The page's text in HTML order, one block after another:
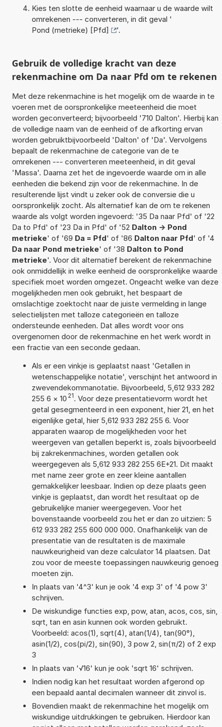
Kies ten slotte de eenheid waarnaar u de waarde wilt
omrekenen --- converteren, in dit geval '
Pond (metrieke) [Pfd]
'.
Gebruik de volledige kracht van deze
rekenmachine om Da naar Pfd om te rekenen
Met deze rekenmachine is het mogelijk om de waarde in te
voeren met de oorspronkelijke meeteenheid die moet
worden geconverteerd; bijvoorbeeld '710 Dalton'. Hierbij kan
de volledige naam van de eenheid of de afkorting ervan
worden gebruiktbijvoorbeeld 'Dalton' of 'Da'. Vervolgens
bepaalt de rekenmachine de categorie van de te
omrekenen --- converteren meeteenheid, in dit geval
'Massa'. Daarna zet het de ingevoerde waarde om in alle
eenheden die bekend zijn voor de rekenmachine. In de
resulterende lijst vindt u zeker ook de conversie die u
oorspronkelijk zocht. Als alternatief kan de om te rekenen
waarde als volgt worden ingevoerd: '35 Da naar Pfd' of '22
Da to Pfd' of '23 Da in Pfd' of '52 Dalton -> Pond
metrieke' of '69 Da = Pfd' of '86 Dalton naar Pfd' of '4
Da naar Pond metrieke' of '38 Dalton to Pond
metrieke'. Voor dit alternatief berekent de rekenmachine
ook onmiddellijk in welke eenheid de oorspronkelijke waarde
specifiek moet worden omgezet. Ongeacht welke van deze
mogelijkheden men ook gebruikt, het bespaart de
omslachtige zoektocht naar de juiste vermelding in lange
selectielijsten met talloze categorieën en talloze
ondersteunde eenheden. Dat alles wordt voor ons
overgenomen door de rekenmachine en het werk wordt in
een fractie van een seconde gedaan.
Als er een vinkje is geplaatst naast 'Getallen in
wetenschappelijke notatie', verschijnt het antwoord in
zwevendekommanotatie. Bijvoorbeeld, 5,612 933 282
255 6 × 10 21. Voor deze presentatievorm wordt het
getal gesegmenteerd in een exponent, hier 21, en het
eigenlijke getal, hier 5,612 933 282 255 6. Voor
apparaten waarop de mogelijkheden voor het
weergeven van getallen beperkt is, zoals bijvoorbeeld
bij zakrekenmachines, worden getallen ook
weergegeven als 5,612 933 282 255 6E+21. Dit maakt
met name zeer grote en zeer kleine aantallen
gemakkelijker leesbaar. Indien op deze plaats geen
vinkje is geplaatst, dan wordt het resultaat op de
gebruikelijke manier weergegeven. Voor het
bovenstaande voorbeeld zou het er dan zo uitzien: 5
612 933 282 255 600 000 000. Onafhankelijk van de
presentatie van de resultaten is de maximale
nauwkeurigheid van deze calculator 14 plaatsen. Dat
zou voor de meeste toepassingen nauwkeurig genoeg
moeten zijn.
In plaats van '4^3' kun je ook '4 exp 3' of '4 pow 3'
schrijven.
De wiskundige functies exp, pow, atan, acos, cos, sin,
sqrt, tan en asin kunnen ook worden gebruikt.
Voorbeeld: acos(1), sqrt(4), atan(1/4), tan(90°),
asin(1/2), cos(pi/2), sin(90), 3 pow 2, sin(π/2) of 2 exp
3
In plaats van '√16' kun je ook 'sqrt 16' schrijven.
Indien nodig kan het resultaat worden afgerond op
een bepaald aantal decimalen wanneer dit zinvol is.
Bovendien maakt de rekenmachine het mogelijk om
wiskundige uitdrukkingen te gebruiken. Hierdoor kan